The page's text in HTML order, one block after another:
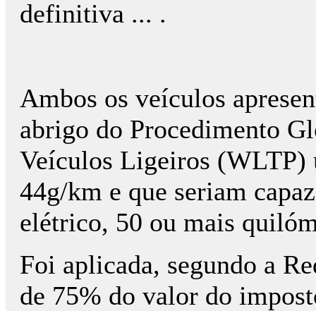
definitiva ... .
Ambos os veículos
abrigo do Procedimento
Veículos Ligeiros (WLTP)
44g/km e que seriam
elétrico, 50 ou mais
Foi aplicada, segundo a
de 75% do valor do